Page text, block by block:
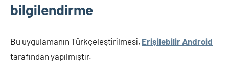
bilgilendirme
Bu uygulamanın Türkçeleştirilmesi, Erişilebilir Android
tarafından yapılmıştır.